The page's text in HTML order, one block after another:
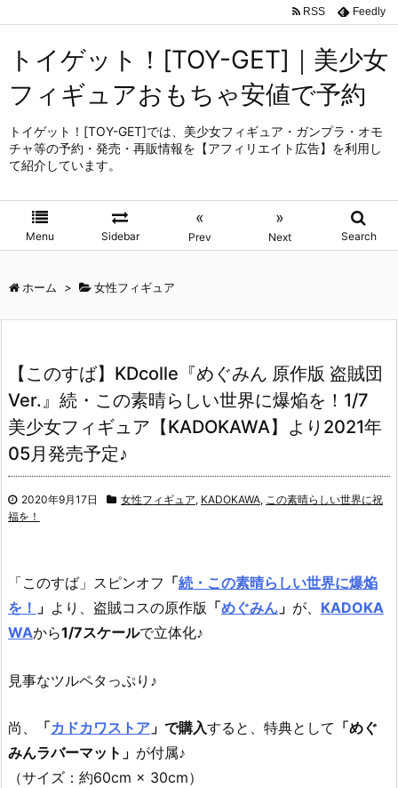
トイゲット！[TOY-GET]｜美少女
フィギュアおもちゃ安値で予約
トイゲット！[TOY-GET]では、美少女フィギュア・ガンプラ・オモ
チャ等の予約・発売・再販情報を【アフィリエイト広告】を利用し
て紹介しています。
Menu Sidebar
«
Prev
»
Next Search
RSS Feedly
ホーム > 女性フィギュア
【このすば】KDcolle『めぐみん 原作版 盗賊団
Ver.』続・この素晴らしい世界に爆焔を！1/7
美少女フィギュア【KADOKAWA】より2021年
05月発売予定♪
2020年9月17日 女性フィギュア, KADOKAWA, この素晴らしい世界に祝
福を！
「このすば」スピンオフ 「続・この素晴らしい世界に爆焔
を！ 」 より、 盗賊コスの原作版 「めぐみん 」 が、 KADOKA
WAから1/7スケールで立体化♪
見事なツルペタっぷり♪
尚、 「カドカワストア 」で購入すると、特典として 「めぐ
みんラバーマット」 が付属♪
（サイズ：約60cm × 30cm）